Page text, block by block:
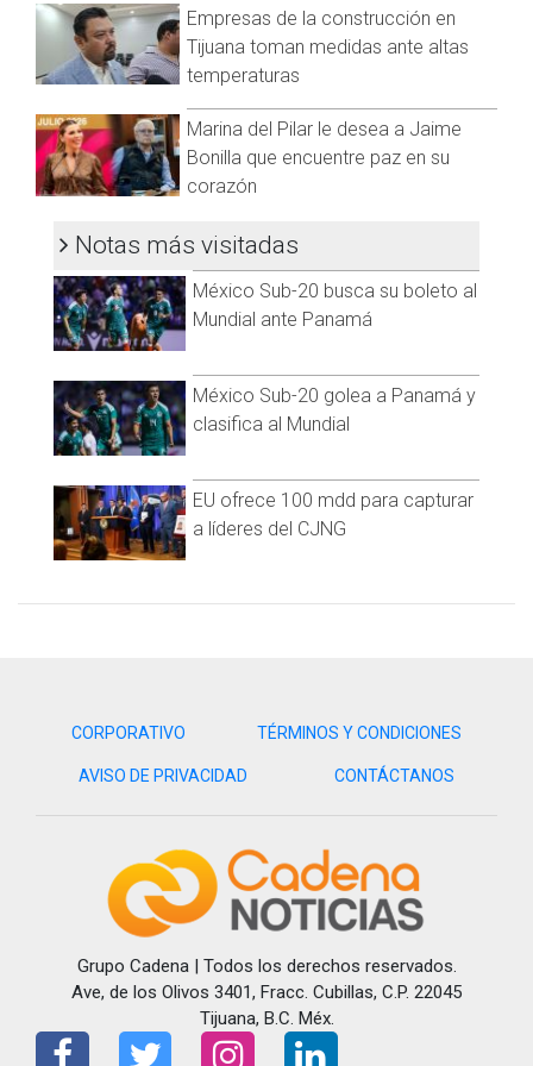
La funcionará publica agregó, que más de 180 residentes
fueron atendidos en las oficinas delegacionales, con trámites
como actas de nacimiento y defunción; pago de
contribuciones; y, asesoría para acceder a programas
sociales de los tres órdenes de gobierno.
una jornada especial en el Valle de la Trinidad, en la que se
personas de la tercera edad y madres jefas de familia.
Visita y accede a todo nuestro contenido |
www.cadenanoticias.com| Twitter:@cadena_noticias
Facebook:@cadenanoticiasmx
@cadenanoticiasmx | TikTok:@CadenaNoticias| Telegram:
https://t.me/GrupoCadenaResumen |
Empresas de la construcción en
Tijuana toman medidas ante altas
temperaturas
Marina del Pilar le desea a Jaime
Bonilla que encuentre paz en su
corazón
Notas más visitadas
México Sub-20 busca su boleto al
Mundial ante Panamá
México Sub-20 golea a Panamá y
clasifica al Mundial
EU ofrece 100 mdd para capturar
a líderes del CJNG
CORPORATIVO TÉRMINOS Y CONDICIONES
AVISO DE PRIVACIDAD CONTÁCTANOS
Grupo Cadena | Todos los derechos reservados.
Ave, de los Olivos 3401, Fracc. Cubillas, C.P. 22045
Tijuana, B.C. Méx.